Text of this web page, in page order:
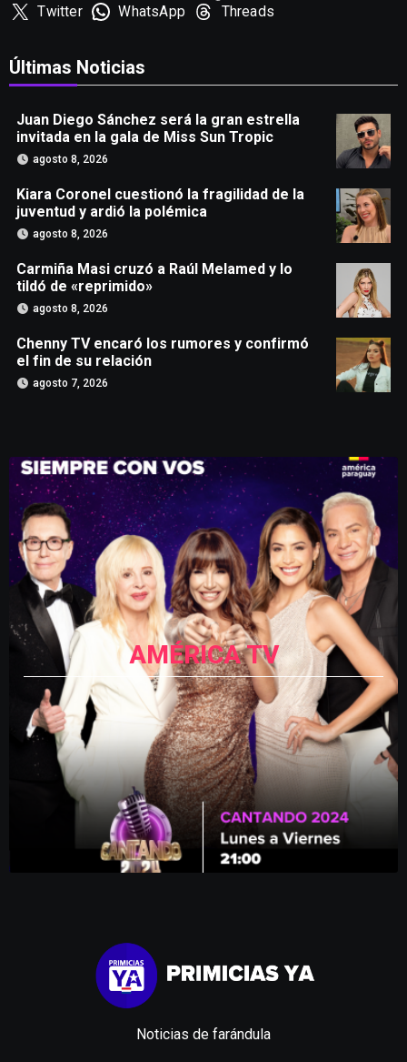
Twitter
WhatsApp Threads
Últimas Noticias
Juan Diego Sánchez será la gran estrella
invitada en la gala de Miss Sun Tropic
agosto 8, 2026
Kiara Coronel cuestionó la fragilidad de la
juventud y ardió la polémica
agosto 8, 2026
Carmiña Masi cruzó a Raúl Melamed y lo
tildó de «reprimido»
agosto 8, 2026
Chenny TV encaró los rumores y confirmó
el fin de su relación
agosto 7, 2026
AMÉRICA TV
Noticias de farándula